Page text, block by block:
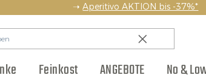
➝Aperitivo AKTION bis -37%*
Feinkost ANGEBOTE No &